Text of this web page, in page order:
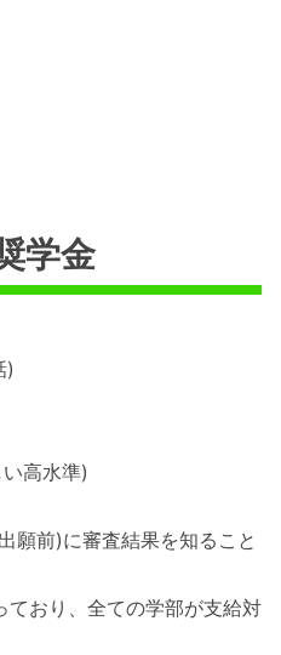
学金
)
高水準)
願前)に審査結果を知ること
ており、全ての学部が支給対